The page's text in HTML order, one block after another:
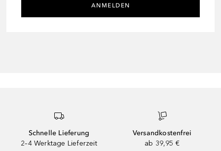
ANMELDEN
Schnelle Lieferung
2–4 Werktage Lieferzeit
Versandkostenfrei
ab 39,95 €